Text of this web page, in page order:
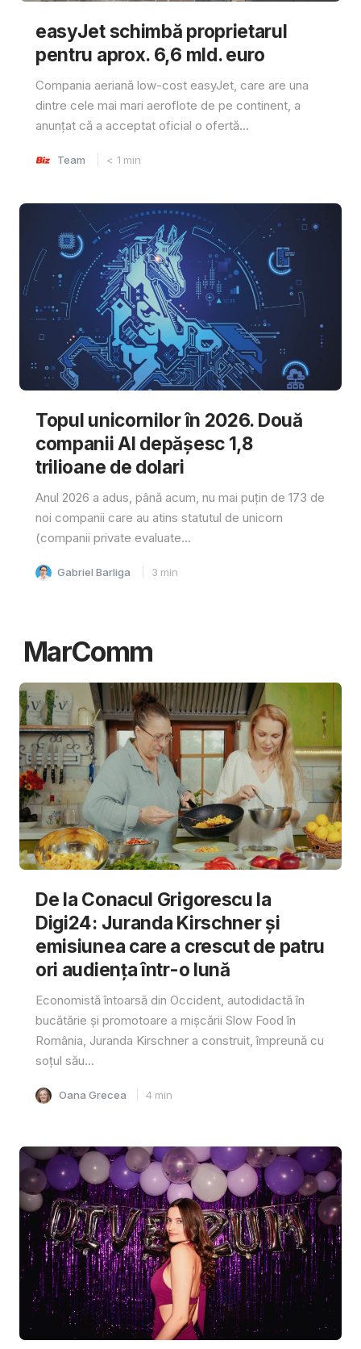
easyJet schimbă proprietarul
pentru aprox. 6,6 mld. euro
Compania aeriană low-cost easyJet, care are una
dintre cele mai mari aeroflote de pe continent, a
anunțat că a acceptat oficial o ofertă...
Team < 1 min
Topul unicornilor în 2026. Două
companii AI depășesc 1,8
trilioane de dolari
Anul 2026 a adus, până acum, nu mai puțin de 173 de
noi companii care au atins statutul de unicorn
(companii private evaluate...
Gabriel Barliga 3 min
MarComm
De la Conacul Grigorescu la
Digi24: Juranda Kirschner și
emisiunea care a crescut de patru
ori audiența într-o lună
Economistă întoarsă din Occident, autodidactă în
bucătărie și promotoare a mișcării Slow Food în
România, Juranda Kirschner a construit, împreună cu
soțul său...
Oana Grecea 4 min